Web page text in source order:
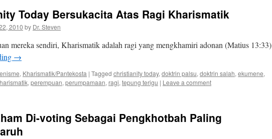
Today Bersukacita Atas Ragi Kharismatik
2010 by Dr. Steven
mereka sendiri, Kharismatik adalah ragi yang mengkhamiri adonan (Matius 13:33)
→
, Kharismatik/Pantekosta | Tagged christianity today, doktrin palsu, doktrin salah, ekumene,
, perempuan, perumpamaan, ragi, tepung terigu | Leave a comment
Di-voting Sebagai Pengkhotbah Paling